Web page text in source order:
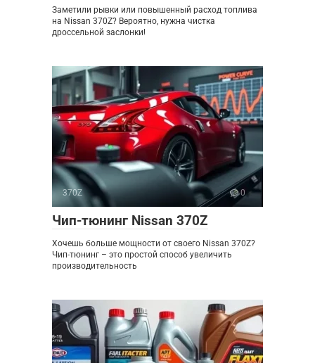
Заметили рывки или повышенный расход топлива
на Nissan 370Z? Вероятно, нужна чистка
дроссельной заслонки!
370Z 0
Чип-тюнинг Nissan 370Z
Хочешь больше мощности от своего Nissan 370Z?
Чип-тюнинг – это простой способ увеличить
производительность